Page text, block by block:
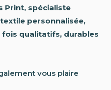
Print, spécialiste
personnalisée,
qualitatifs, durables
vous plaire